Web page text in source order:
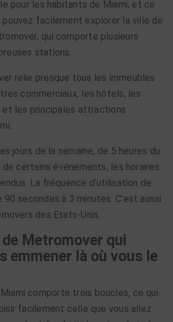
pour les habitants de Miami, et ce
facilement explorer la ville de
qui comporte plusieurs
stations.
relie presque tous les immeubles
commerciaux, les hôtels, les
les principales attractions
jours de la semaine, de 5 heures du
de certains événements, les horaires
La fréquence d’utilisation de
secondes à 3 minutes. C’est aussi
des Etats-Unis.
de Metromover qui
emmener là où vous le
comporte trois boucles, ce qui
facilement celle que vous allez